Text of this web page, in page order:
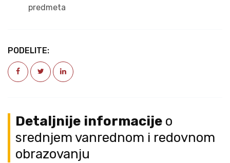
predmeta
PODELITE:
Detaljnije informacije o
srednjem vanrednom i redovnom
obrazovanju